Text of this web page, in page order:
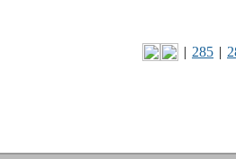
| 285 |